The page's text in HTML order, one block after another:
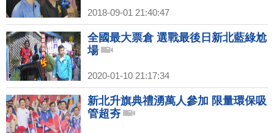
2018-09-01 21:40:47
全國最大票倉 選戰最後日新北藍綠尬
場
2020-01-10 21:17:34
新北升旗典禮湧萬人參加 限量環保吸
管超夯